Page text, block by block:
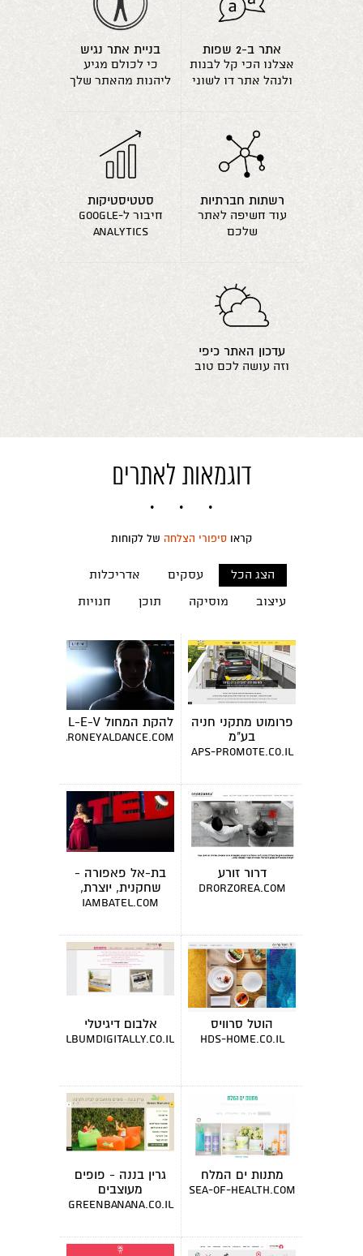
אתר ב-2 שפות
אצלנו הכי קל לבנות
ולנהל אתר דו לשוני
בניית אתר נגיש
כי לכולם מגיע
ליהנות מהאתר שלך
רשתות חברתיות
עוד חשיפה לאתר
שלכם
סטטיסטיקות
חיבור ל-google
analytics
עדכון האתר כיפי
וזה עושה לכם טוב
דוגמאות לאתרים
קראו סיפורי הצלחה של לקוחות
הצג הכל עסקים
אדריכלות
עיצוב
מוסיקה תוכן חנויות
פרומוט מתקני חניה
בע"מ
aps-promote.co.il
להקת המחול L-E-V
www.sharoneyaldance.com
דרור זורע
drorzorea.com
בת-אל פאפורה -
שחקנית, יוצרת,
מרצה
iambatel.com
הוטל סרוויס
hds-home.co.il
אלבום דיגיטלי
albumdigitally.co.il
מתנות ים המלח
sea-of-health.com
גרין בננה - פופים
מעוצבים
greenbanana.co.il